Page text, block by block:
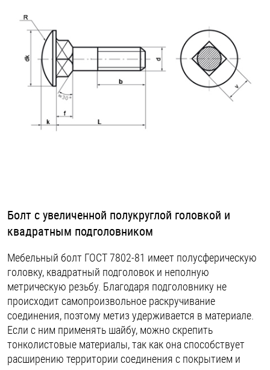
Пробки
Саморезы и шурупы
Стопорные кольца
Шпильки
Шплинты
Штифты и пальцы
Болт с увеличенной полукруглой головкой и
квадратным подголовником
Мебельный болт ГОСТ 7802-81 имеет полусферическую
головку, квадратный подголовок и неполную
метрическую резьбу. Благодаря подголовнику не
происходит самопроизвольное раскручивание
соединения, поэтому метиз удерживается в материале.
Если с ним применять шайбу, можно скрепить
тонколистовые материалы, так как она способствует
расширению территории соединения с покрытием и